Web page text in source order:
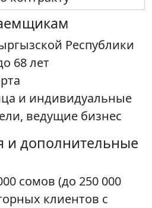
Республики
68 лет
и индивидуальные
ведущие бизнес
и дополнительные
сомов (до 250 000
клиентов с